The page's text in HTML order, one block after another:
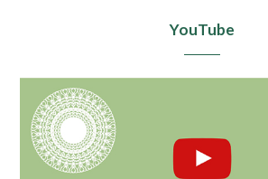
YouTube